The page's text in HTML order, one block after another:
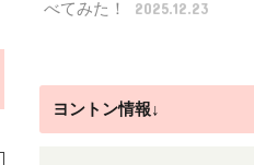
べてみた！
2025.12.23
ヨントン情報↓